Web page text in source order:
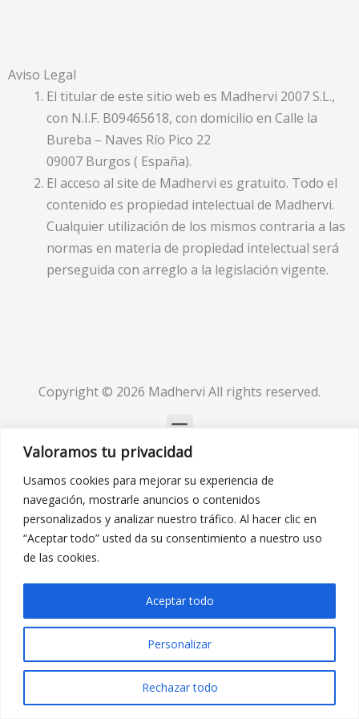
Valoramos tu privacidad
Usamos cookies para mejorar su experiencia de
navegación, mostrarle anuncios o contenidos
personalizados y analizar nuestro tráfico. Al hacer clic en
“Aceptar todo” usted da su consentimiento a nuestro uso
de las cookies.
Personalizar
Rechazar todo
Aceptar todo
Aviso Legal
El titular de este sitio web es Madhervi 2007 S.L.,
con N.I.F. B09465618, con domicilio en Calle la
Bureba – Naves Río Pico 22
09007 Burgos ( España).
El acceso al site de Madhervi es gratuito. Todo el
contenido es propiedad intelectual de Madhervi.
Cualquier utilización de los mismos contraria a las
normas en materia de propiedad intelectual será
perseguida con arreglo a la legislación vigente.
Copyright © 2026 Madhervi All rights reserved.
Menu